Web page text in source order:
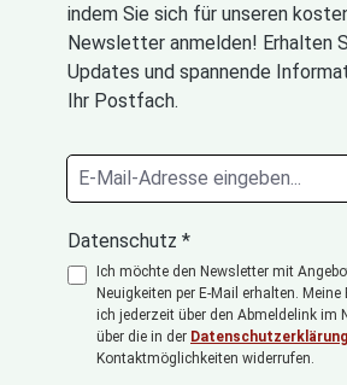
indem Sie sich für unseren
Newsletter anmelden! Erhalten
Updates und spannende
Ihr Postfach.
Datenschutz *
Ich möchte den Newsletter mit
Neuigkeiten per E-Mail erhalten.
ich jederzeit über den Abmeldelink im
über die in der Datenschutzerklärung
Kontaktmöglichkeiten widerrufen.